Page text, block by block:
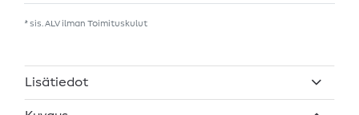
* sis. ALV ilman Toimituskulut
Lisätiedot